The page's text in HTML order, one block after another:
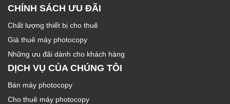
CHÍNH SÁCH ƯU ĐÃI
Chất lượng thiết bị cho thuê
Giá thuê máy photocopy
Những ưu đãi dành cho khách hàng
DỊCH VỤ CỦA CHÚNG TÔI
Bán máy photocopy
Cho thuê máy photocopy